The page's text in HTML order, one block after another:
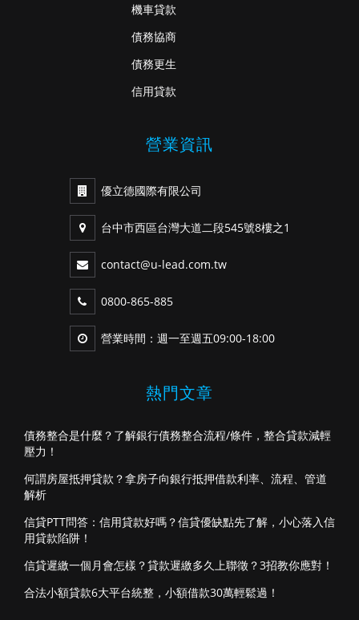
機車貸款
債務協商
債務更生
信用貸款
營業資訊
優立德國際有限公司
台中市西區台灣大道二段545號8樓之1
contact@u-lead.com.tw
0800-865-885
營業時間：週一至週五09:00-18:00
熱門文章
債務整合是什麼？了解銀行債務整合流程/條件，整合貸款減輕
壓力！
何謂房屋抵押貸款？拿房子向銀行抵押借款利率、流程、管道
解析
信貸PTT問答：信用貸款好嗎？信貸優缺點先了解，小心落入信
用貸款陷阱！
信貸遲繳一個月會怎樣？貸款遲繳多久上聯徵？3招教你應對！
合法小額貸款6大平台統整，小額借款30萬輕鬆過！